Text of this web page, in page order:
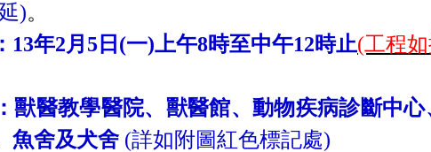
)。
13年2月5日(一)上午8時至中午12時止(工程
獸醫教學醫院、獸醫館、動物疾病診斷中
魚舍及犬舍(詳如附圖紅色標記處)